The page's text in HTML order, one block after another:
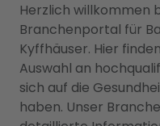
Herzlich willkommen
Branchenportal für
Kyffhäuser. Hier
Auswahl an
sich auf die
haben. Unser